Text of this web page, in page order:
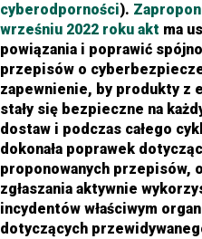
cyberodporności).
wrześniu 2022 roku akt ma
powiązania i poprawić
przepisów o
zapewnienie, by produkty z
stały się bezpieczne na
dostaw i podczas całego
dokonała poprawek
proponowanych przepisów,
zgłaszania aktywnie
incydentów właściwym
dotyczących